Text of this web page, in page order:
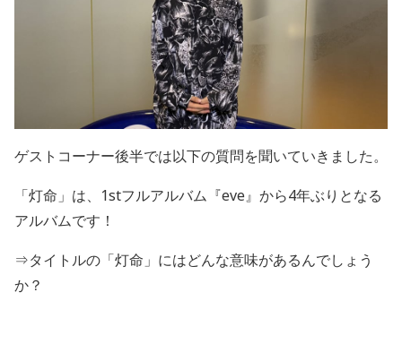
ゲストコーナー後半では以下の質問を聞いていきました。
「灯命」は、 1stフルアルバム『eve』から4年ぶりとなる
アルバムです！
⇒タイトルの「灯命」にはどんな意味があるんでしょう
か？